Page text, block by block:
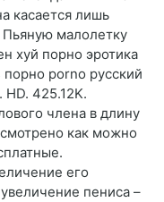
касается лишь
малолетку
хуй порно эротика
porno русский
425.12K.
члена в длину
как можно
его
пениса –